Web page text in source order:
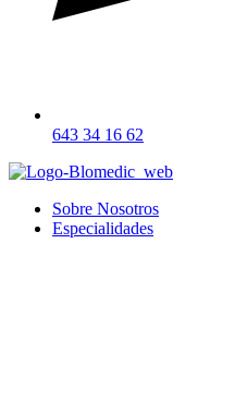
643 34 16 62
Sobre Nosotros
Especialidades